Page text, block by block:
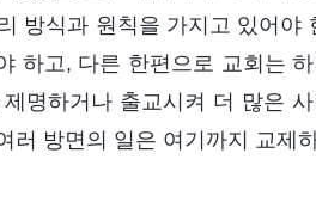
방식과 원칙을 가지고 있어야
하고, 다른 한편으로 교회는
명하거나 출교시켜 더 많은
러 방면의 일은 여기까지 교제